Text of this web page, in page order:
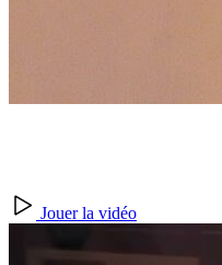
Jouer la vidéo